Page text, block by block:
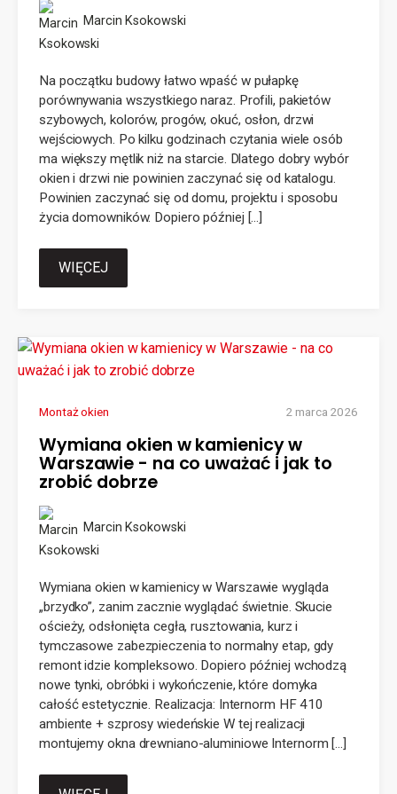
Marcin Ksokowski
Na początku budowy łatwo wpaść w pułapkę
porównywania wszystkiego naraz. Profili, pakietów
szybowych, kolorów, progów, okuć, osłon, drzwi
wejściowych. Po kilku godzinach czytania wiele osób
ma większy mętlik niż na starcie. Dlatego dobry wybór
okien i drzwi nie powinien zaczynać się od katalogu.
Powinien zaczynać się od domu, projektu i sposobu
życia domowników. Dopiero później […]
WIĘCEJ
Montaż okien 2 marca 2026
Wymiana okien w kamienicy w
Warszawie - na co uważać i jak to
zrobić dobrze
Marcin Ksokowski
Wymiana okien w kamienicy w Warszawie wygląda
„brzydko”, zanim zacznie wyglądać świetnie. Skucie
ościeży, odsłonięta cegła, rusztowania, kurz i
tymczasowe zabezpieczenia to normalny etap, gdy
remont idzie kompleksowo. Dopiero później wchodzą
nowe tynki, obróbki i wykończenie, które domyka
całość estetycznie. Realizacja: Internorm HF 410
ambiente + szprosy wiedeńskie W tej realizacji
montujemy okna drewniano-aluminiowe Internorm […]